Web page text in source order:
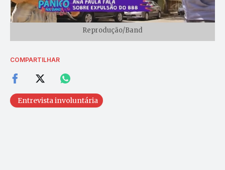
Reprodução/Band
COMPARTILHAR
Entrevista involuntária